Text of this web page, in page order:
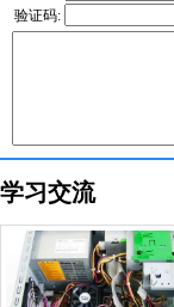
验证码:
学习交流